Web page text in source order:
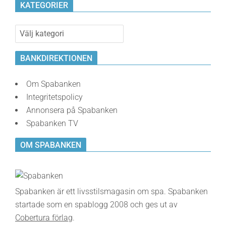
KATEGORIER
Kategorier
BANKDIREKTIONEN
Om Spabanken
Integritetspolicy
Annonsera på Spabanken
Spabanken TV
OM SPABANKEN
Spabanken är ett livsstilsmagasin om spa. Spabanken
startade som en spablogg 2008 och ges ut av
Cobertura förlag.